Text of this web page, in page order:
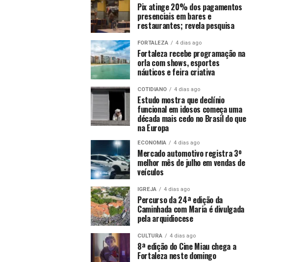
Pix atinge 20% dos pagamentos
presenciais em bares e
restaurantes; revela pesquisa
FORTALEZA 4 dias ago
Fortaleza recebe programação na
orla com shows, esportes
náuticos e feira criativa
COTIDIANO 4 dias ago
Estudo mostra que declínio
funcional em idosos começa uma
década mais cedo no Brasil do que
na Europa
ECONOMIA 4 dias ago
Mercado automotivo registra 3º
melhor mês de julho em vendas de
veículos
IGREJA 4 dias ago
Percurso da 24ª edição da
Caminhada com Maria é divulgada
pela arquidiocese
CULTURA 4 dias ago
8ª edição do Cine Miau chega a
Fortaleza neste domingo